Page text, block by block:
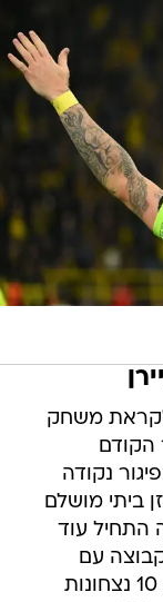
לקראת משחק
הקודם
נקודה
ביתי מושלם
התחיל עוד
עם
שבעה נצחונות רצופים והעונה יש לה 10 נצחונות